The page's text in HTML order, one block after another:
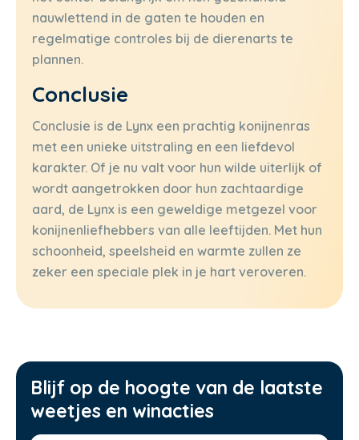
nauwlettend in de gaten te houden en
regelmatige controles bij de dierenarts te
plannen.
Conclusie
Conclusie is de Lynx een prachtig konijnenras
met een unieke uitstraling en een liefdevol
karakter. Of je nu valt voor hun wilde uiterlijk of
wordt aangetrokken door hun zachtaardige
aard, de Lynx is een geweldige metgezel voor
konijnenliefhebbers van alle leeftijden. Met hun
schoonheid, speelsheid en warmte zullen ze
zeker een speciale plek in je hart veroveren.
Blijf op de hoogte van de laatste
weetjes en winacties